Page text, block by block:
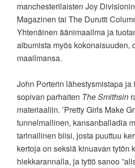
manchesterilaisten Joy
Magazinen tai The Durutti
Yhtenäinen äänimaailma ja
albumista myös kokonaisuuden,
maailmansa.
John Porterin lähestysmistapa ja
sopivan parhaiten The Smithsin
materiaaliin. ’Pretty Girls Make
tunnelmallinen, kansanballadia
tarinallinen biisi, josta puuttuu
kertoja on seksiä kinuavan tytön
hiekkarannalla, ja tyttö sanoo